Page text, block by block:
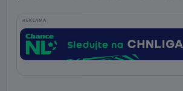
REKLAMA